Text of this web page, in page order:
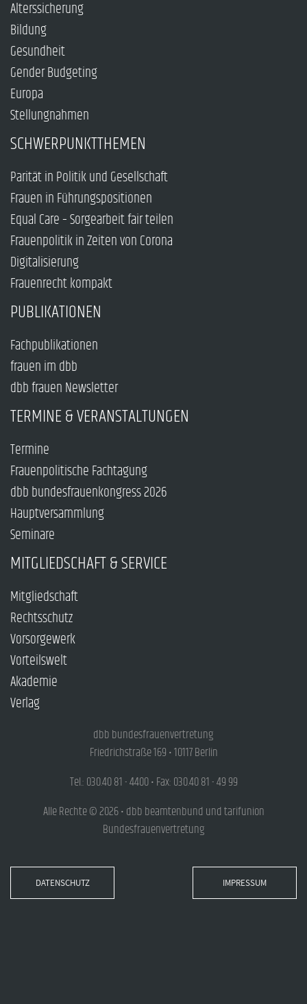
Alterssicherung
Bildung
Gesundheit
Gender Budgeting
Europa
Stellungnahmen
SCHWERPUNKTTHEMEN
Parität in Politik und Gesellschaft
Frauen in Führungspositionen
Equal Care – Sorgearbeit fair teilen
Frauenpolitik in Zeiten von Corona
Digitalisierung
Frauenrecht kompakt
PUBLIKATIONEN
Fachpublikationen
frauen im dbb
dbb frauen Newsletter
TERMINE & VERANSTALTUNGEN
Termine
Frauenpolitische Fachtagung
dbb bundesfrauenkongress 2026
Hauptversammlung
Seminare
MITGLIEDSCHAFT & SERVICE
Mitgliedschaft
Rechtsschutz
Vorsorgewerk
Vorteilswelt
Akademie
Verlag
dbb bundesfrauenvertretung
Friedrichstraße 169 • 10117 Berlin
Tel.: 030.40 81 - 4400 • Fax: 030.40 81 - 49 99
Alle Rechte © 2026 • dbb beamtenbund und tarifunion
Bundesfrauenvertretung
DATENSCHUTZ IMPRESSUM